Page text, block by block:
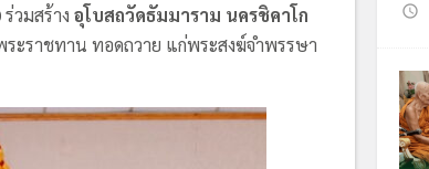
ร่วมสร้าง อุโบสถวัดธัมมาราม นครชิคาโก
ะราชทาน ทอดถวาย แก่พระสงฆ์จำพรรษา
schedule